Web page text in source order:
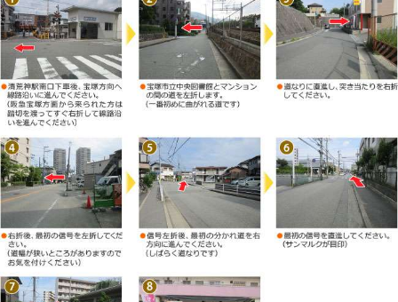
は必要ですか？あさひ整骨院・整体院
の考え
所在地
〒665-0835 兵庫県宝塚市旭町２丁目
駐車場
1台（店舗前）
電話番号
0797-57-9900
予約
お電話・ネットでのご予約が可能です
木曜日・祝日（不定休） ※火曜日は